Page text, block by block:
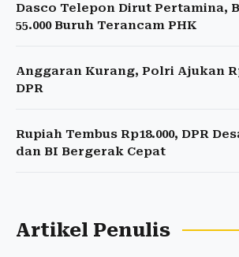
Dasco Telepon Dirut Pertamina,
55.000 Buruh Terancam PHK
Anggaran Kurang, Polri Ajukan
DPR
Rupiah Tembus Rp18.000, DPR
dan BI Bergerak Cepat
Artikel Penulis